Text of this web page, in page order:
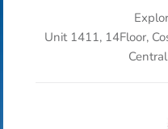
Unit 1411, 14Floor,